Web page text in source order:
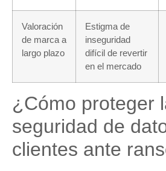
Valoración
de marca a
largo plazo
Estigma de
inseguridad
difícil de revertir
en el mercado
¿Cómo proteger
seguridad de
clientes ante